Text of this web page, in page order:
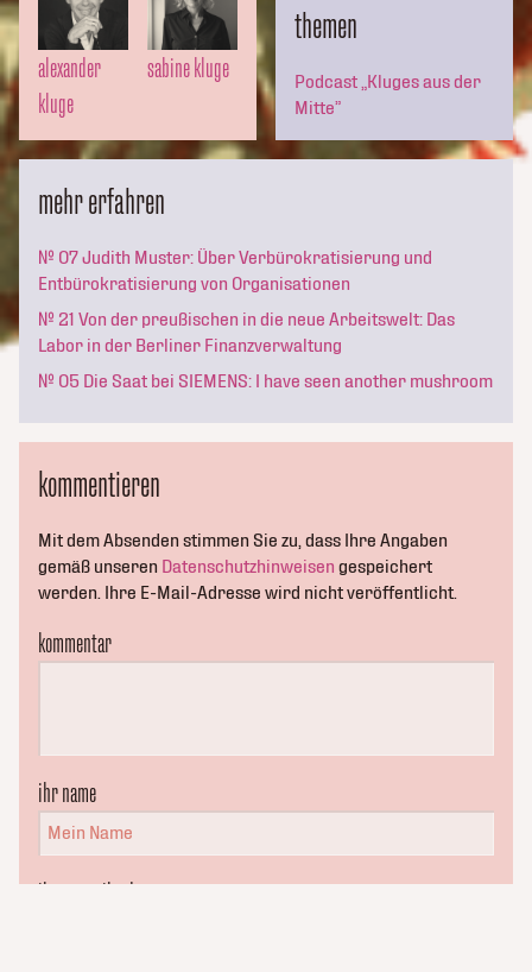
alexander
kluge
sabine kluge
themen
Podcast „Kluges aus der
Mitte”
mehr erfahren
№ 07 Judith Muster: Über Verbürokratisierung und
Entbürokratisierung von Organisationen
№ 21 Von der preußischen in die neue Arbeitswelt: Das
Labor in der Berliner Finanzverwaltung
№ 05 Die Saat bei SIEMENS: I have seen another mushroom
kommentieren
Mit dem Absenden stimmen Sie zu, dass Ihre Angaben
gemäß unseren Datenschutzhinweisen gespeichert
werden. Ihre E-Mail-Adresse wird nicht veröffentlicht.
kommentar
ihr name
ihre e-mail-adresse